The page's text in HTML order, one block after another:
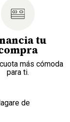
tu
más cómoda
para ti.
de